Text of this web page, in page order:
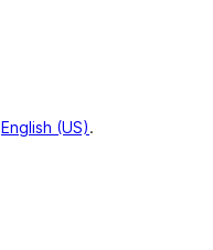
English (US).